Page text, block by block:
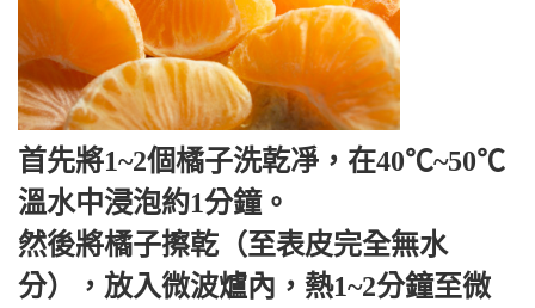
首先將1~2個橘子洗乾凈，在40℃~50℃
溫水中浸泡約1分鐘。
然後將橘子擦乾（至表皮完全無水
分），放入微波爐內，熱1~2分鐘至微